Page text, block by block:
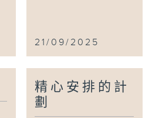
21/09/2025
精心安排的計
劃